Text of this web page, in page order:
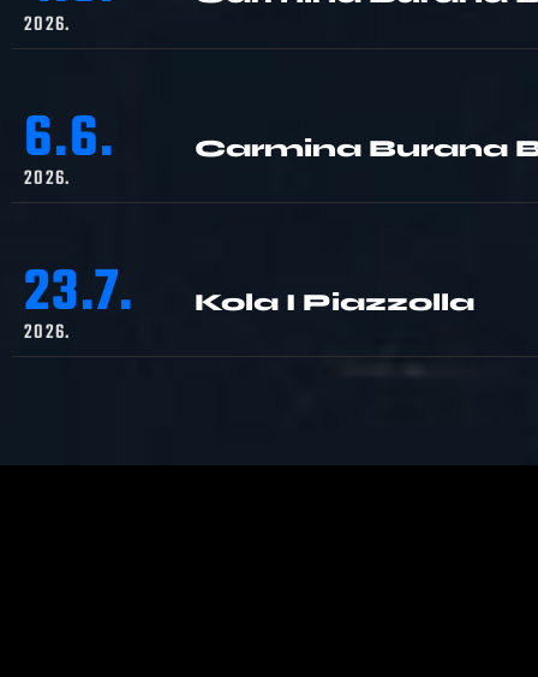
2026.
6.6.
2026.
Carmina Burana
23.7.
2026.
Kola I Piazzolla